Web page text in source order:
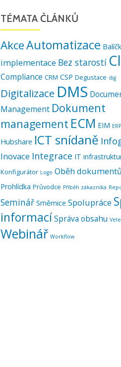
TÉMATA ČLÁNKŮ
AkceAutomatizace
implementace Bez starostí
Compliance CRM CSP Degustace dig
Digitalizace DMS
Management Dokument
management ECM EIM ERP
Hubshare ICT snídaně
Inovace Integrace IT
Konfigurátor Logo Oběh dokumentů
Prohlídka Průvodce Příběh zákazníka
Seminář Směrnice Spolupráce
informacíSpráva obsahu
Webinář Workflow